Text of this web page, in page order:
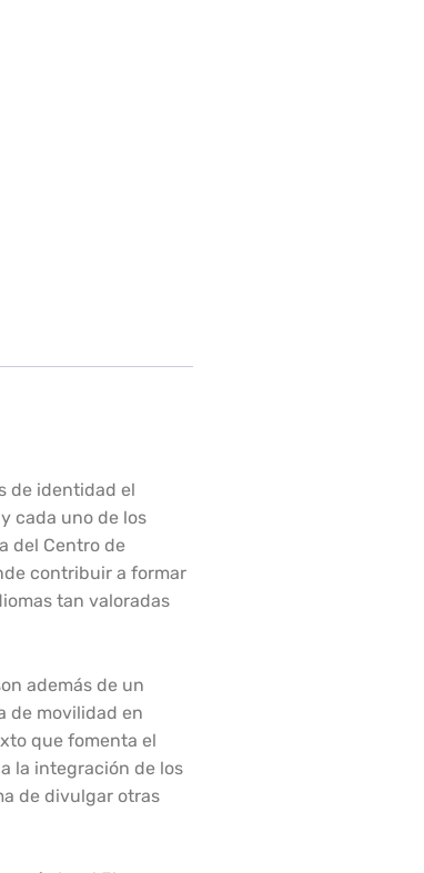
de identidad el
cada uno de los
del Centro de
contribuir a formar
tan valoradas
además de un
de movilidad en
que fomenta el
la integración de los
de divulgar otras